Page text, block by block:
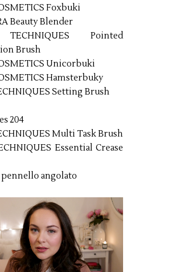
Foxbuki
Beauty Blender
Pointed
Brush
Unicorbuki
Hamsterbuky
Setting Brush
204
Multi Task Brush
Essential Crease
angolato